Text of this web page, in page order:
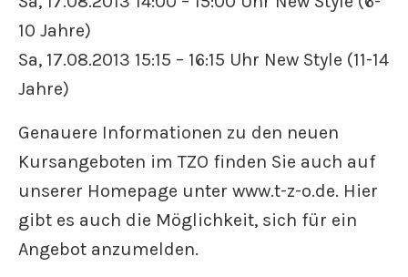
10 Jahre)
Sa, 17.08.2013 15:15 – 16:15 Uhr New Style (11-14
Jahre)
Genauere Informationen zu den neuen
Kursangeboten im TZO finden Sie auch auf
unserer Homepage unter www.t-z-o.de. Hier
gibt es auch die Möglichkeit, sich für ein
Angebot anzumelden.